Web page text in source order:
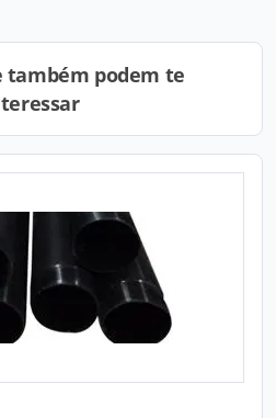
também podem te